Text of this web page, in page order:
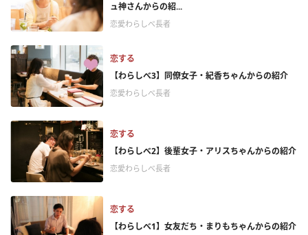
ュ神さんからの紹...
恋愛わらしべ長者
恋する
【わらしべ3】同僚女子・紀香ちゃんからの紹介
恋愛わらしべ長者
恋する
【わらしべ2】後輩女子・アリスちゃんからの紹介
恋愛わらしべ長者
恋する
【わらしべ1】女友だち・まりもちゃんからの紹介